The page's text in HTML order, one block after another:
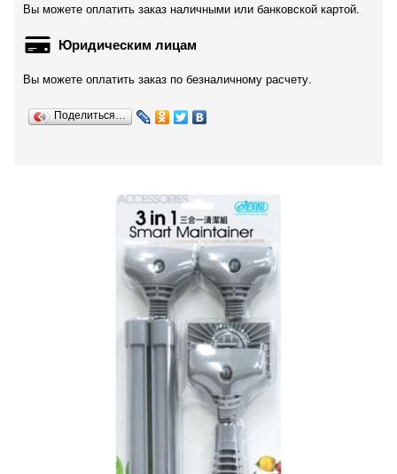
Вы можете оплатить заказ наличными или банковской картой.
Юридическим лицам
Вы можете оплатить заказ по безналичному расчету.
Поделиться…